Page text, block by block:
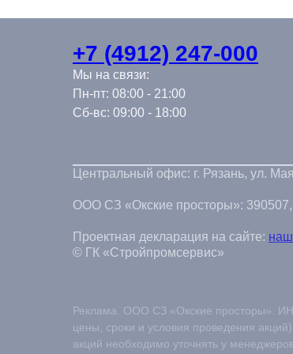
+7 (4912) 247-000
Мы на связи:
Пн-пт: 08:00 - 21:00
Сб-вс: 09:00 - 18:00
Центральный офис: г. Рязань, ул.
ООО СЗ «Окские просторы»: 390507,
Проектная декларация на сайте:
© ГК «Стройпромсервис»
Реклама. ООО СЗ «Окские просторы».
цены, сроки и условия проведения
акций необходимо уточнять у